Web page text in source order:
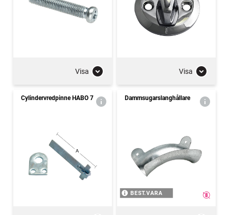
Visa Visa
Cylindervredpinne HABO 7 Dammsugarslanghållare
BEST.VARA